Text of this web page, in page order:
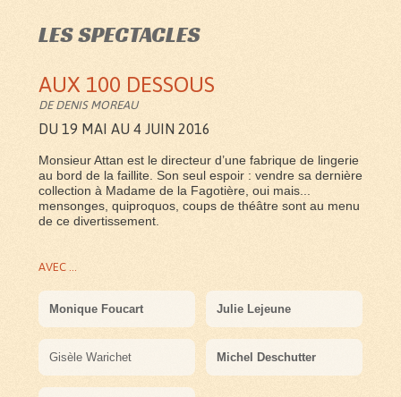
LES SPECTACLES
AUX 100 DESSOUS
DE DENIS MOREAU
DU 19 MAI AU 4 JUIN 2016
Monsieur Attan est le directeur d’une fabrique de lingerie
au bord de la faillite. Son seul espoir : vendre sa dernière
collection à Madame de la Fagotière, oui mais...
mensonges, quiproquos, coups de théâtre sont au menu
de ce divertissement.
AVEC ...
Monique Foucart Julie Lejeune
Gisèle Warichet Michel Deschutter